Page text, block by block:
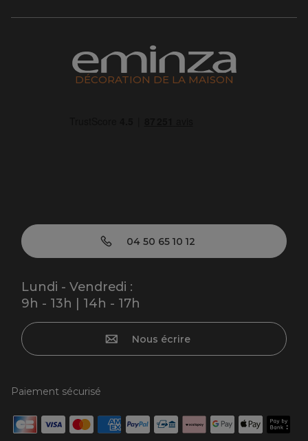
DÉCORATION DE LA MAISON
04 50 65 10 12
Lundi - Vendredi :
9h - 13h | 14h - 17h
Nous écrire
Paiement sécurisé